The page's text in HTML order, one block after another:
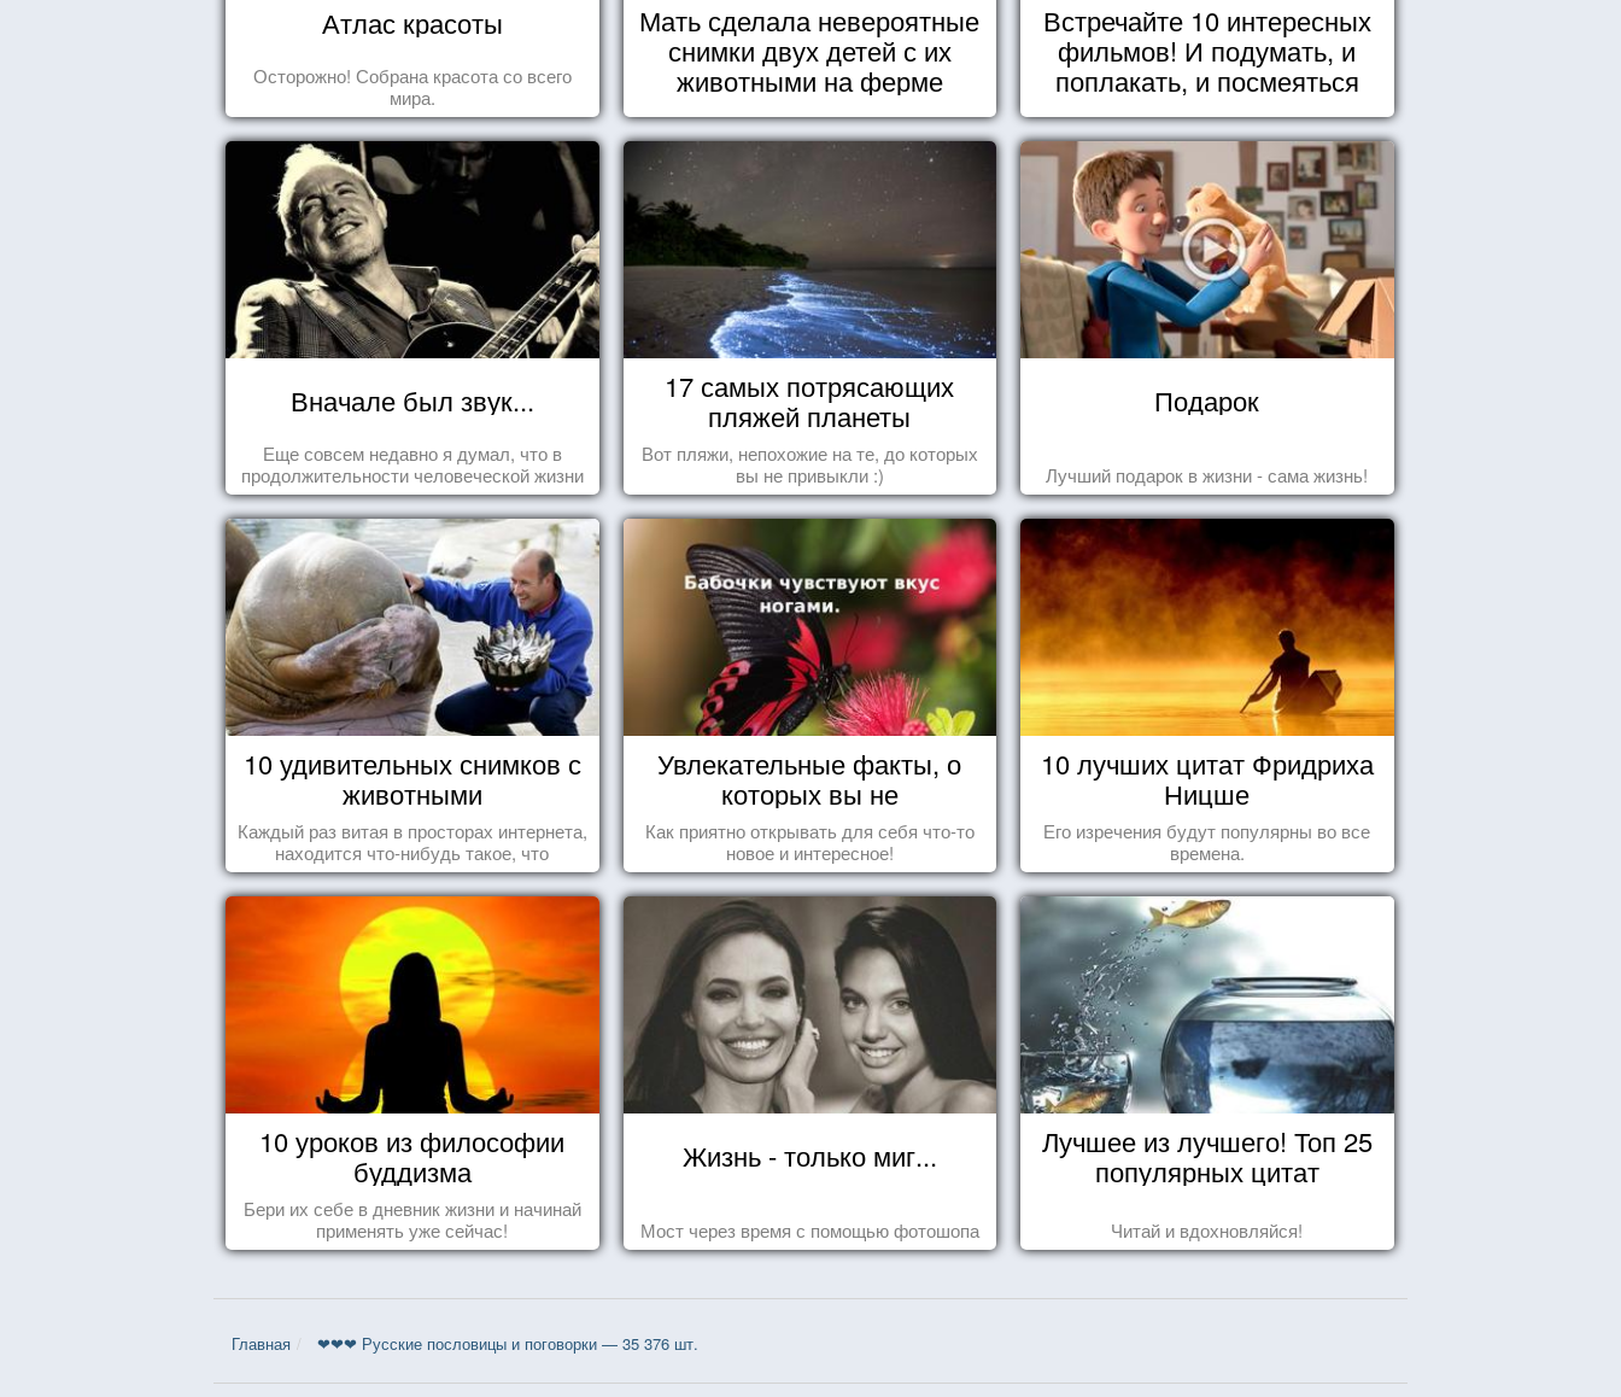
Атлас красоты
Осторожно! Собрана красота со всего
мира.
Мать сделала невероятные
снимки двух детей с их
животными на ферме
Встречайте 10 интересных
фильмов! И подумать, и
поплакать, и посмеяться
Вначале был звук...
Еще совсем недавно я думал, что в
продолжительности человеческой жизни
заложена какая-то ошибка.
17 самых потрясающих
пляжей планеты
Вот пляжи, непохожие на те, до которых
вы не привыкли :)
Подарок
Лучший подарок в жизни - сама жизнь!
10 удивительных снимков с
животными
Каждый раз витая в просторах интернета,
находится что-нибудь такое, что
заставляет улыбнуться, удивиться,
восхититься...
Увлекательные факты, о
которых вы не
догадывались!
Как приятно открывать для себя что-то
новое и интересное!
10 лучших цитат Фридриха
Ницше
Его изречения будут популярны во все
времена.
10 уроков из философии
буддизма
Бери их себе в дневник жизни и начинай
применять уже сейчас!
Жизнь - только миг...
Мост через время с помощью фотошопа
Лучшее из лучшего! Топ 25
популярных цитат
Читай и вдохновляйся!
Главная ❤❤❤ Русские пословицы и поговорки — 35 376 шт.